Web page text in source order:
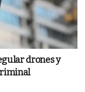
drones y